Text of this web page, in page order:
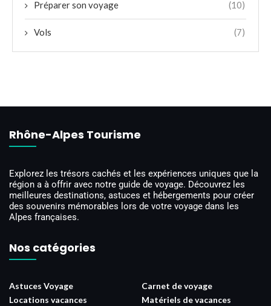
Préparer son voyage (10)
Vols (7)
Rhône-Alpes Tourisme
Explorez les trésors cachés et les expériences uniques que la
région a à offrir avec notre guide de voyage. Découvrez les
meilleures destinations, astuces et hébergements pour créer
des souvenirs mémorables lors de votre voyage dans les
Alpes françaises.
Nos catégories
Astuces Voyage
Carnet de voyage
Locations vacances
Matériels de vacances